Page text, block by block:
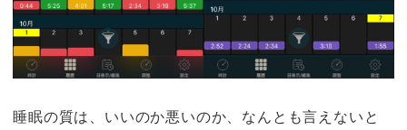
睡眠の質は、いいのか悪いのか、なんとも言えないと